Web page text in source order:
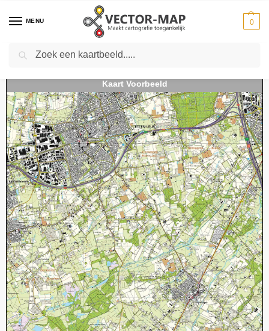
MENU 0
Home Kaarten - Topografische kaarten